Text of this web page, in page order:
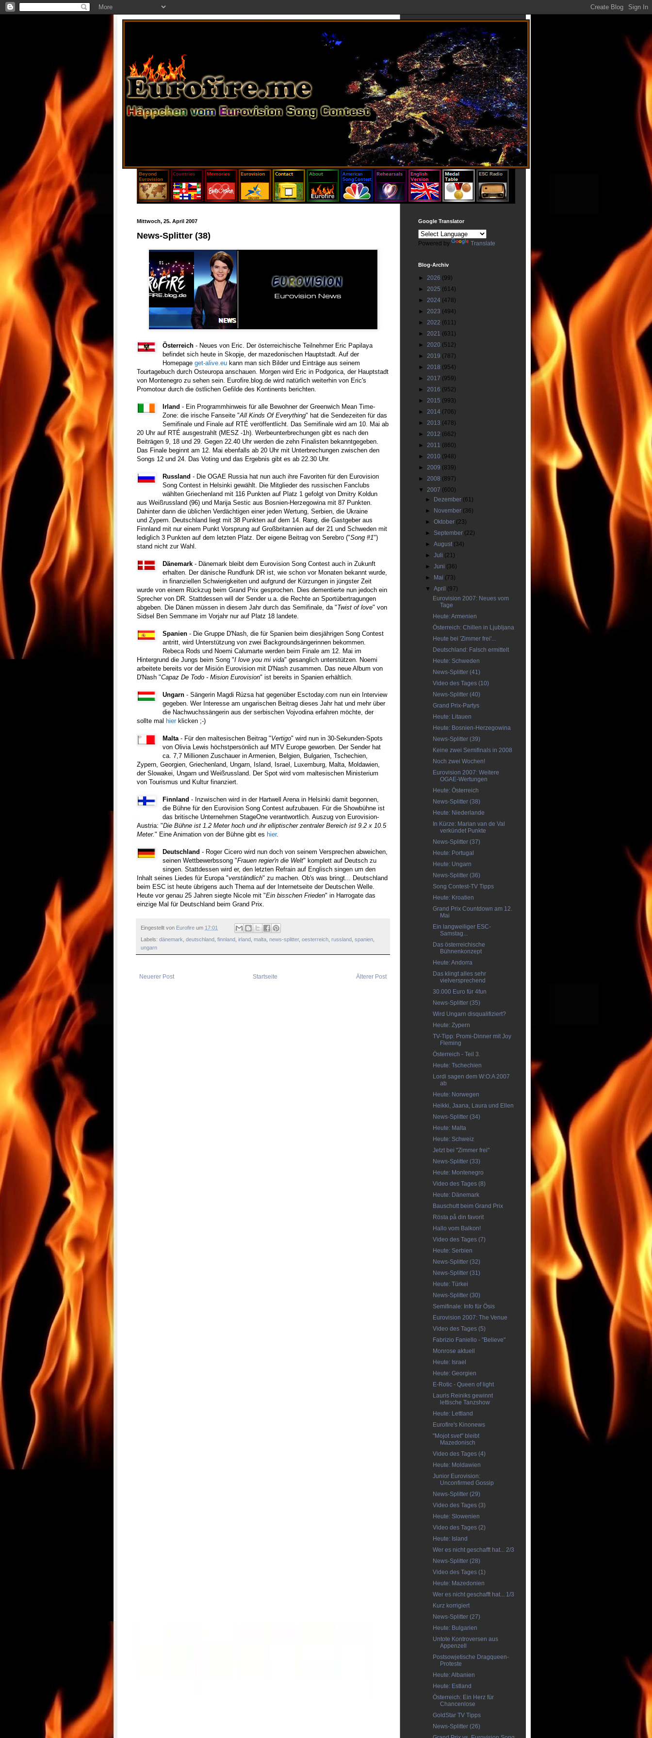
Mittwoch, 25. April 2007
News-Splitter (38)
Österreich - Neues von Eric. Der österreichische Teilnehmer Eric Papilaya
befindet sich heute in Skopje, der mazedonischen Hauptstadt. Auf der
Homepageget-alive.eu kann man sich Bilder und Einträge aus seinem
Tourtagebuch durch Osteuropa anschauen. Morgen wird Eric in Podgorica, der Hauptstadt
von Montenegro zu sehen sein. Eurofire.blog.de wird natürlich weiterhin von Eric's
Promotour durch die östlichen Gefilde des Kontinents berichten.
Irland - Ein Programmhinweis für alle Bewohner der Greenwich Mean Time-
Zone: die irische Fanseite "All Kinds Of Everything" hat die Sendezeiten für das
Semifinale und Finale auf RTÉ veröffentlicht. Das Semifinale wird am 10. Mai ab
20 Uhr auf RTÉ ausgestrahlt (MESZ -1h). Werbeunterbrechungen gibt es nach den
Beiträgen 9, 18 und 29. Gegen 22.40 Uhr werden die zehn Finalisten bekanntgegeben.
Das Finale beginnt am 12. Mai ebenfalls ab 20 Uhr mit Unterbrechungen zwischen den
Songs 12 und 24. Das Voting und das Ergebnis gibt es ab 22.30 Uhr.
Russland- Die OGAE Russia hat nun auch ihre Favoriten für den Eurovision
Song Contest in Helsinki gewählt. Die Mitglieder des russischen Fanclubs
wählten Griechenland mit 116 Punkten auf Platz 1 gefolgt von Dmitry Koldun
aus Weißrussland (96) und Marija Sestic aus Bosnien-Herzegowina mit 87 Punkten.
Dahinter dann die üblichen Verdächtigen einer jeden Wertung, Serbien, die Ukraine
und Zypern. Deutschland liegt mit 38 Punkten auf dem 14. Rang, die Gastgeber aus
Finnland mit nur einem Punkt Vorsprung auf Großbritannien auf der 21 und Schweden mit
lediglich 3 Punkten auf dem letzten Platz. Der eigene Beitrag von Serebro ("Song #1")
stand nicht zur Wahl.
Dänemark - Dänemark bleibt dem Eurovision Song Contest auch in Zukunft
erhalten. Der dänische Rundfunk DR ist, wie schon vor Monaten bekannt wurde,
in finanziellen Schwierigkeiten und aufgrund der Kürzungen in jüngster Zeit
wurde von einem Rückzug beim Grand Prix gesprochen. Dies dementierte nun jedoch ein
Sprecher von DR. Stattdessen will der Sender u.a. die Rechte an Sportübertragungen
abgeben. Die Dänen müssen in diesem Jahr durch das Semifinale, da "Twist of love" von
Sidsel Ben Semmane im Vorjahr nur auf Platz 18 landete.
Spanien - Die Gruppe D'Nash, die für Spanien beim diesjährigen Song Contest
antritt, wird Unterstützung von zwei Backgroundsängerinnen bekommen.
Rebeca Rods und Noemi Calumarte werden beim Finale am 12. Mai im
Hintergrund die Jungs beim Song "I love you mi vida" gesanglich unterstützen. Noemi
arbeitete bereits vor der Misión Eurovision mit D'Nash zusammen. Das neue Album von
D'Nash "Capaz De Todo - Mision Eurovision" ist bereits in Spanien erhältlich.
Ungarn - Sängerin Magdi Rúzsa hat gegenüber Esctoday.com nun ein Interview
gegeben. Wer Interesse am ungarischen Beitrag dieses Jahr hat und mehr über
die Nachwuchssängerin aus der serbischen Vojvodina erfahren möchte, der
sollte mal hier klicken ;-)
Malta - Für den maltesischen Beitrag "Vertigo" wird nun in 30-Sekunden-Spots
von Olivia Lewis höchstpersönlich auf MTV Europe geworben. Der Sender hat
ca. 7,7 Millionen Zuschauer in Armenien, Belgien, Bulgarien, Tschechien,
Zypern, Georgien, Griechenland, Ungarn, Island, Israel, Luxemburg, Malta, Moldawien,
der Slowakei, Ungarn und Weißrussland. Der Spot wird vom maltesischen Ministerium
von Tourismus und Kultur finanziert.
Finnland - Inzwischen wird in der Hartwell Arena in Helsinki damit begonnen,
die Bühne für den Eurovision Song Contest aufzubauen. Für die Showbühne ist
das britische Unternehmen StageOne verantwortlich. Auszug von Eurovision-
Austria: "Die Bühne ist 1.2 Meter hoch und ihr elliptischer zentraler Bereich ist 9.2 x 10.5
Meter. " Eine Animation von der Bühne gibt es hier.
Deutschland - Roger Cicero wird nun doch von seinem Versprechen abweichen,
seinen Wettbewerbssong "Frauen regier'n die Welt" komplett auf Deutsch zu
singen. Stattdessen wird er, den letzten Refrain auf Englisch singen um den
Inhalt seines Liedes für Europa "verständlich" zu machen. Ob's was bringt... Deutschland
beim ESC ist heute übrigens auch Thema auf der Internetseite der Deutschen Welle.
Heute vor genau 25 Jahren siegte Nicole mit "Ein bisschen Frieden" in Harrogate das
einzige Mal für Deutschland beim Grand Prix.
Eingestellt von Eurofire um 17:01
Labels: dänemark deutschland finnland irland malta news-splitter, oesterreich russland spanien
ungarn
Neuerer Post Älterer Post
Startseite
Google Translator
Powered by Translate
Blog-Archiv
► 2026 (99)
► 2025 (614)
► 2024 (478)
► 2023 (494)
► 2022 (611)
► 2021 (631)
► 2020 (512)
► 2019 (787)
► 2018 (954)
► 2017 (959)
► 2016 (952)
► 2015 (993)
► 2014 (706)
► 2013 (478)
► 2012 (662)
► 2011 (860)
► 2010 (948)
► 2009 (839)
► 2008 (897)
▼ 2007 (600)
►
Dezember (61)
►
November (36)
►Oktober (23)
► September (22)
►August (34)
►Juli (21)
►Juni (36)
►
Mai (73)
▼April (97)
Eurovision 2007: Neues vom
Tage
Heute: Armenien
Österreich: Chillen in Ljubljana
Heute bei 'Zimmer frei'...
Deutschland: Falsch ermittelt
Heute: Schweden
News-Splitter (41)
Video des Tages (10)
News-Splitter (40)
Grand Prix-Partys
Heute: Litauen
Heute: Bosnien-Herzegowina
News-Splitter (39)
Keine zwei Semifinals in 2008
Noch zwei Wochen!
Eurovision 2007: Weitere
OGAE-Wertungen
Heute: Österreich
News-Splitter (38)
Heute: Niederlande
In Kürze: Marian van de Val
verkündet Punkte
News-Splitter (37)
Heute: Portugal
Heute: Ungarn
News-Splitter (36)
Song Contest-TV Tipps
Heute: Kroatien
Grand Prix Countdown am 12.
Mai
Ein langweiliger ESC-
Samstag...
Das österreichische
Bühnenkonzept
Heute: Andorra
Das klingt alles sehr
vielversprechend
30.000 Euro für 4fun
News-Splitter (35)
Wird Ungarn disqualifiziert?
Heute: Zypern
TV-Tipp: Promi-Dinner mit Joy
Fleming
Österreich - Teil 3.
Heute: Tschechien
Lordi sagen dem W:O:A 2007
ab
Heute: Norwegen
Heikki, Jaana, Laura und Ellen
News-Splitter (34)
Heute: Malta
Heute: Schweiz
Jetzt bei "Zimmer frei"
News-Splitter (33)
Heute: Montenegro
Video des Tages (8)
Heute: Dänemark
Bauschutt beim Grand Prix
Rösta på din favorit
Hallo vom Balkon!
Video des Tages (7)
Heute: Serbien
News-Splitter (32)
News-Splitter (31)
Heute: Türkei
News-Splitter (30)
Semifinale: Info für Ösis
Eurovision 2007: The Venue
Video des Tages (5)
Fabrizio Faniello - "Believe"
Monrose aktuell
Heute: Israel
Heute: Georgien
E-Rotic - Queen of light
Lauris Reiniks gewinnt
lettische Tanzshow
Heute: Lettland
Eurofire's Kinonews
"Mojot svet" bleibt
Mazedonisch
Video des Tages (4)
Heute: Moldawien
Junior Eurovision:
Unconfirmed Gossip
News-Splitter (29)
Video des Tages (3)
Heute: Slowenien
Video des Tages (2)
Heute: Island
Wer es nicht geschafft hat... 2/3
News-Splitter (28)
Video des Tages (1)
Heute: Mazedonien
Wer es nicht geschafft hat... 1/3
Kurz korrigiert
News-Splitter (27)
Heute: Bulgarien
Untote Kontroversen aus
Appenzell
Postsowjetische Dragqueen-
Proteste
Heute: Albanien
Heute: Estland
Österreich: Ein Herz für
Chancenlose
GoldStar TV Tipps
News-Splitter (26)